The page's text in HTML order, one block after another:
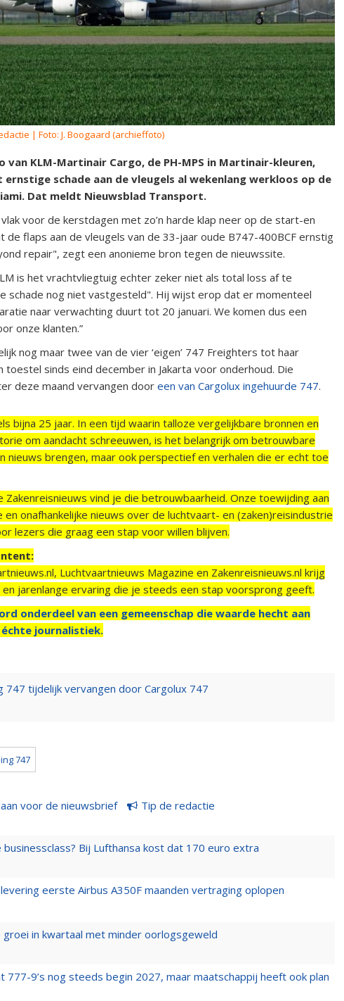
| Foto: J. Boogaard (archieffoto)
van KLM-Martinair Cargo, de PH-MPS in Martinair-kleuren,
schade aan de vleugels al wekenlang werkloos op de
Dat meldt Nieuwsblad Transport.
voor de kerstdagen met zo’n harde klap neer op de start-en
de flaps aan de vleugels van de 33-jaar oude B747-400BCF ernstig
repair", zegt een anonieme bron tegen de nieuwssite.
is het vrachtvliegtuig echter zeker niet als total loss af te
schade nog niet vastgesteld". Hij wijst erop dat er momenteel
naar verwachting duurt tot 20 januari. We komen dus een
onze klanten.”
nog maar twee van de vier ‘eigen’ 747 Freighters tot haar
sinds eind december in Jakarta voor onderhoud. Die
deze maand vervangen dooreen van Cargolux ingehuurde 747.
bijna 25 jaar. In een tijd waarin talloze vergelijkbare bronnen en
om aandacht schreeuwen, is het belangrijk om betrouwbare
nieuws brengen, maar ook perspectief en verhalen die er echt toe
vind je die betrouwbaarheid. Onze toewijding aan
onafhankelijke nieuws over de luchtvaart- en (zaken)reisindustrie
lezers die graag een stap voor willen blijven.
Luchtvaartnieuws Magazine en Zakenreisnieuws.nl krijg
jarenlange ervaring die je steeds een stap voorsprong geeft.
onderdeel van een gemeenschap die waarde hecht aan
journalistiek.
747 tijdelijk vervangen door Cargolux 747
747
voor de nieuwsbrief Tip de redactie
Bij Lufthansa kost dat 170 euro extra
eerste Airbus A350F maanden vertraging oplopen
groei in kwartaal met minder oorlogsgeweld
777-9’s nog steeds begin 2027, maar maatschappij heeft ook plan